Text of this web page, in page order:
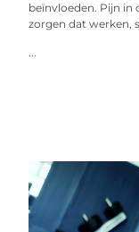
beïnvloeden. Pijn in
zorgen dat werken,
...